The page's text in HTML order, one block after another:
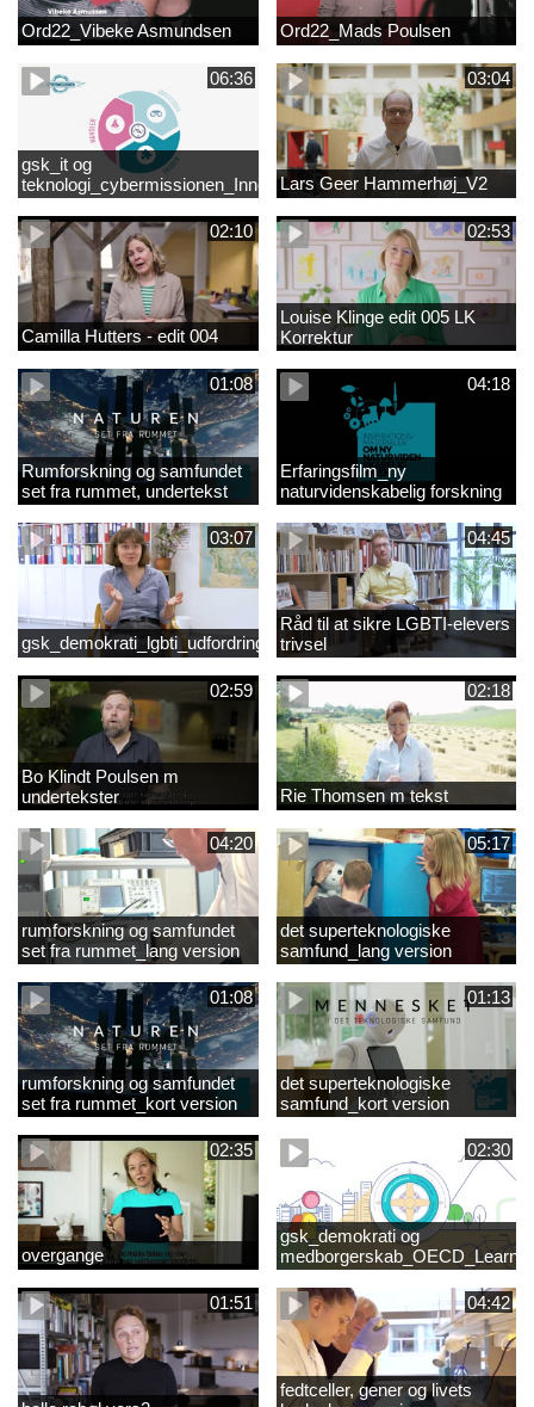
Ord22_Vibeke Asmundsen Ord22_Mads Poulsen
06:36
gsk_it og
teknologi_cybermissionen_Innovationscirklen
03:04
Lars Geer Hammerhøj_V2
02:10
Camilla Hutters - edit 004
02:53
Louise Klinge edit 005 LK
Korrektur
01:08
Rumforskning og samfundet
set fra rummet, undertekst
04:18
Erfaringsfilm_ny
naturvidenskabelig forskning
03:07
gsk_demokrati_lgbti_udfordringer
04:45
Råd til at sikre LGBTI-elevers
trivsel
02:59
Bo Klindt Poulsen m
undertekster
02:18
Rie Thomsen m tekst
04:20
rumforskning og samfundet
set fra rummet_lang version
05:17
det superteknologiske
samfund_lang version
01:08
rumforskning og samfundet
set fra rummet_kort version
01:13
det superteknologiske
samfund_kort version
02:35
overgange
02:30
gsk_demokrati og
Compass 2030
01:51
04:42
fedtceller, gener og livets